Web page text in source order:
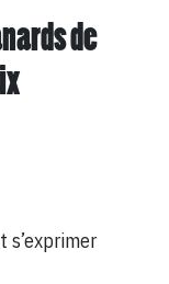
de
s’exprimer